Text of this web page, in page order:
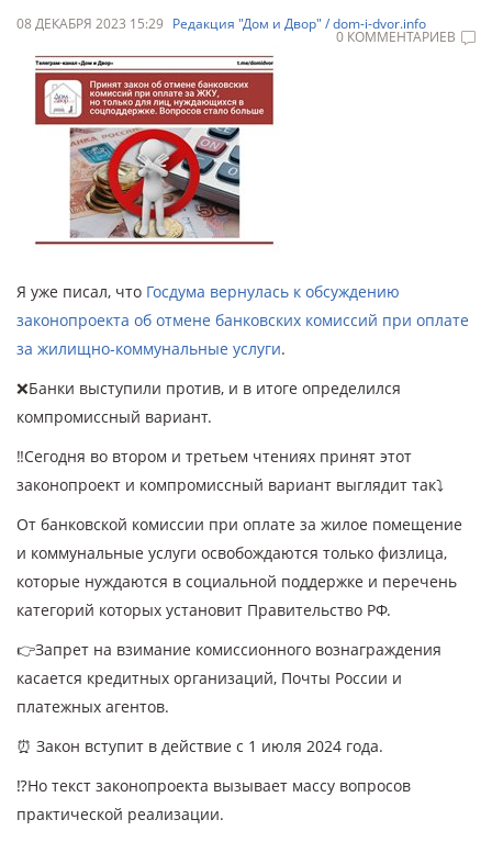
08 ДЕКАБРЯ 2023 15:29 Редакция "Дом и Двор" / dom-i-dvor.info
0 КОММЕНТАРИЕВ
Я уже писал, что Госдума вернулась к обсуждению
законопроекта об отмене банковских комиссий при оплате
за жилищно-коммунальные услуги.
❌Банки выступили против, и в итоге определился
компромиссный вариант.
‼️Сегодня во втором и третьем чтениях принят этот
законопроект и компромиссный вариант выглядит так⤵️
От банковской комиссии при оплате за жилое помещение
и коммунальные услуги освобождаются только физлица,
которые нуждаются в социальной поддержке и перечень
категорий которых установит Правительство РФ.
👉Запрет на взимание комиссионного вознаграждения
касается кредитных организаций, Почты России и
платежных агентов.
⏰ Закон вступит в действие с 1 июля 2024 года.
⁉️Но текст законопроекта вызывает массу вопросов
практической реализации.